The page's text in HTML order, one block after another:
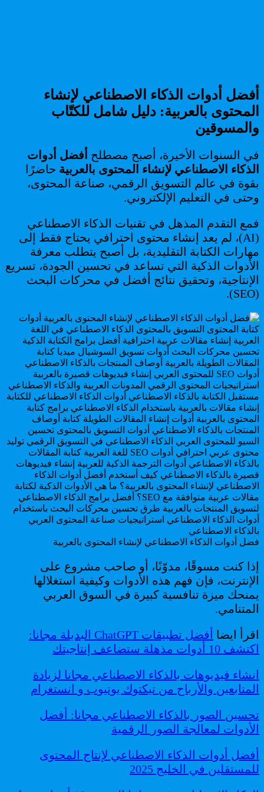
أفضل أدوات الذكاء الاصطناعي لإنشاء
المحتوى بالعربية: دليل شامل للكتّاب
والمسوقين
في السنوات الأخيرة، أصبح مصطلح أفضل أدوات
الذكاء الاصطناعي لإنشاء المحتوى بالعربية حاضرًا
بقوة في عالم التسويق الرقمي، صناعة المحتوى،
وحتى في التعليم الإلكتروني.
فمع التقدم المذهل في تقنيات الذكاء الاصطناعي
(AI)، لم يعد إنشاء محتوى احترافي يحتاج فقط إلى
مهارات الكتابة التقليدية، بل أصبح يتطلب معرفة
الأدوات الذكية التي تساعد في تحسين الجودة، تسريع
الإنتاجية، وتحقيق نتائج أفضل في محركات البحث
(SEO).
فضل أدوات الذكاء الاصطناعي لإنشاء المحتوى بالعربية
إذا كنت مسوقًا، مدوّنًا، أو صاحب مشروع على
الإنترنت، فإن فهم هذه الأدوات وكيفية استغلالها
يمنحك ميزة تنافسية كبيرة في السوق العربي
المتنامي.
اقرأ ايضا
أفضل تطبيقات ChatGPT البديلة مجانا:
اكتشف 10 أدوات مذهلة ستضاعف إنتاجيتك
انشاء فيديوهات بالذكاء الاصطناعي مجانا لزيادة
المتابعين والأرباح من تيكتوك يوتيوب و انستغرام
تحسين الصور بالذكاء الاصطناعي مجانا: أفضل
الأدوات لمعالجة الصور الرقمية
أفضل أدوات الذكاء الاصطناعي لإنتاج المحتوى
للمستقلين في الخليج 2025